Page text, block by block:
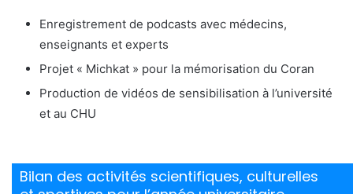
Enregistrement de podcasts avec médecins,
enseignants et experts
Projet « Michkat » pour la mémorisation du Coran
Production de vidéos de sensibilisation à l’université
et au CHU
Bilan des activités scientifiques, culturelles